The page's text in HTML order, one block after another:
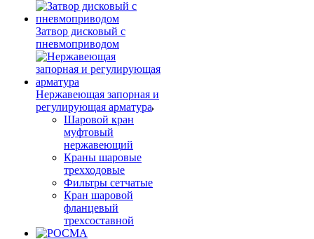
Затвор дисковый с
пневмоприводом
Нержавеющая запорная и
регулирующая арматура
Шаровой кран
муфтовый
нержавеющий
Краны шаровые
трехходовые
Фильтры сетчатые
Кран шаровой
фланцевый
трехсоставной